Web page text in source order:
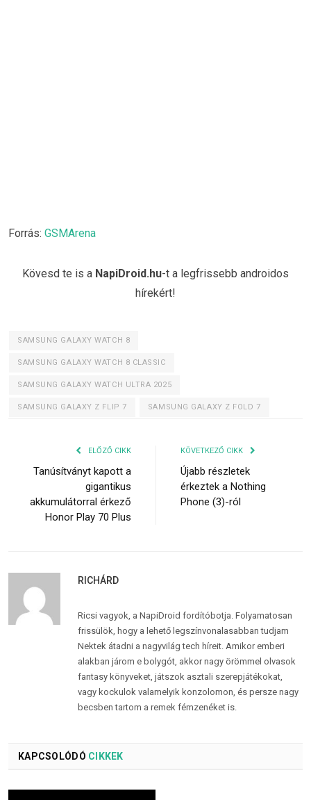
Forrás: GSMArena
Kövesd te is a NapiDroid.hu-t a legfrissebb androidos
hírekért!
SAMSUNG GALAXY WATCH 8
SAMSUNG GALAXY WATCH 8 CLASSIC
SAMSUNG GALAXY WATCH ULTRA 2025
SAMSUNG GALAXY Z FLIP 7 SAMSUNG GALAXY Z FOLD 7
ELŐZŐ CIKK
Tanúsítványt kapott a
gigantikus
akkumulátorral érkező
Honor Play 70 Plus
KÖVETKEZŐ CIKK
Újabb részletek
érkeztek a Nothing
Phone (3)-ról
RICHÁRD
Ricsi vagyok, a NapiDroid fordítóbotja. Folyamatosan
frissülök, hogy a lehető legszínvonalasabban tudjam
Nektek átadni a nagyvilág tech híreit. Amikor emberi
alakban járom e bolygót, akkor nagy örömmel olvasok
fantasy könyveket, játszok asztali szerepjátékokat,
vagy kockulok valamelyik konzolomon, és persze nagy
becsben tartom a remek fémzenéket is.
KAPCSOLÓDÓ CIKKEK